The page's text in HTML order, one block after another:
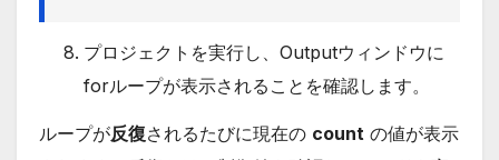
プロジェクトを実行し、Outputウィンドウに
forループが表示されることを確認します。
ループが反復されるたびに現在の count の値が表示